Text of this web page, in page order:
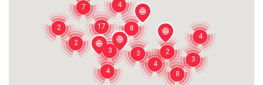
7
8
2
8
4
3
4
3
4
2
4
17
2
3